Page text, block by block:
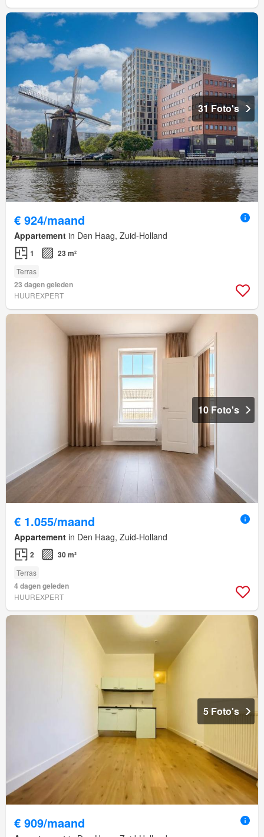
31 Foto's
€ 924/maand
Appartement in Den Haag, Zuid-Holland
1 23 m²
Terras
23 dagen geleden
HUUREXPERT
10 Foto's
€ 1.055/maand
Appartement in Den Haag, Zuid-Holland
2 30 m²
Terras
4 dagen geleden
HUUREXPERT
5 Foto's
€ 909/maand